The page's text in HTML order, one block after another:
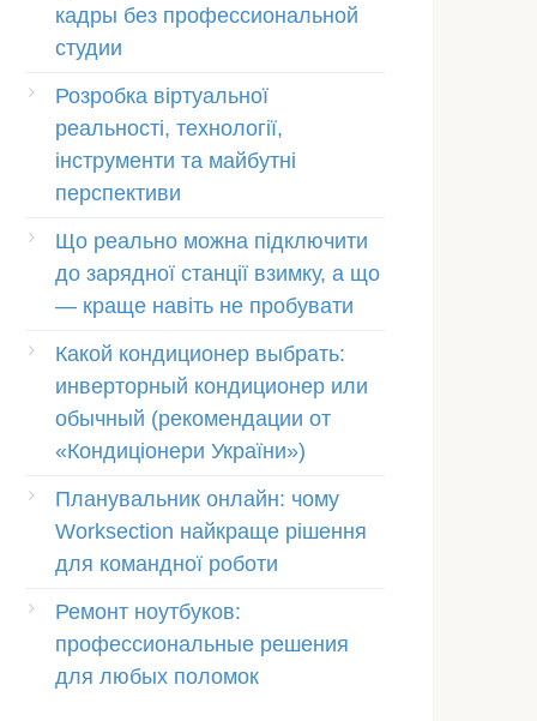
кадры без профессиональной
студии
Розробка віртуальної
реальності, технології,
інструменти та майбутні
перспективи
Що реально можна підключити
до зарядної станції взимку, а що
— краще навіть не пробувати
Какой кондиционер выбрать:
инверторный кондиционер или
обычный (рекомендации от
«Кондиціонери України»)
Планувальник онлайн: чому
Worksection найкраще рішення
для командної роботи
Ремонт ноутбуков:
профессиональные решения
для любых поломок